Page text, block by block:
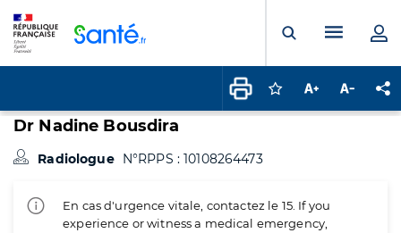
Ouvrir laMenu
Connectez-vous
Augmenter la
Dr Nadine Bousdira
Radiologue N°RPPS : 10108264473
En cas d'urgence vitale, contactez le 15. If you
experience or witness a medical emergency,